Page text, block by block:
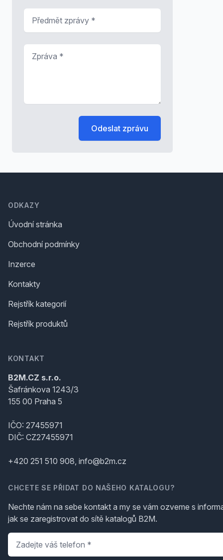
Odeslat zprávu
ODKAZY
Úvodní stránka
Obchodní podmínky
Inzerce
Kontakty
Rejstřík kategorií
Rejstřík produktů
KONTAKT
B2M.CZ s.r.o.
Šafránkova 1243/3
155 00 Praha 5
IČO: 27455971
DIČ: CZ27455971
+420 251 510 908, info@b2m.cz
CHCETE SE PŘIDAT DO NAŠEHO KATALOGU?
Nechte nám na sebe kontakt a my se vám ozveme s
jak se zaregistrovat do sítě katalogů B2M.
Telefon